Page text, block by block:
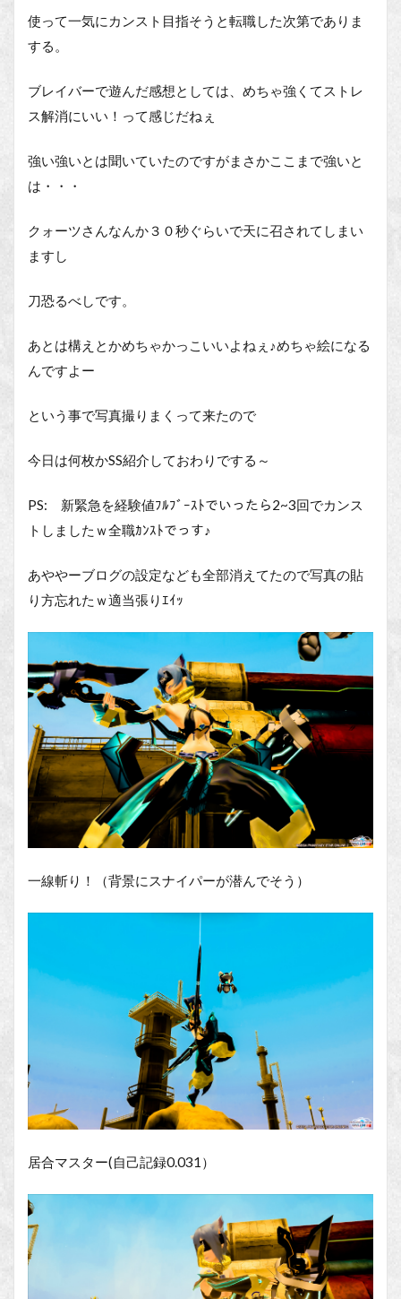
使って一気にカンスト目指そうと転職した次第でありま
する。
ブレイバーで遊んだ感想としては、めちゃ強くてストレ
ス解消にいい！って感じだねぇ
強い強いとは聞いていたのですがまさかここまで強いと
は・・・
クォーツさんなんか３０秒ぐらいで天に召されてしまい
ますし
刀恐るべしです。
あとは構えとかめちゃかっこいいよねぇ♪めちゃ絵になる
んですよー
という事で写真撮りまくって来たので
今日は何枚かSS紹介しておわりでする～
PS: 新緊急を経験値ﾌﾙﾌﾞｰｽﾄでいったら2~3回でカンス
トしましたｗ全職ｶﾝｽﾄでっす♪
あややーブログの設定なども全部消えてたので写真の貼
り方忘れたｗ適当張りｴｲｯ
一線斬り！（背景にスナイパーが潜んでそう）
居合マスター(自己記録0.031）